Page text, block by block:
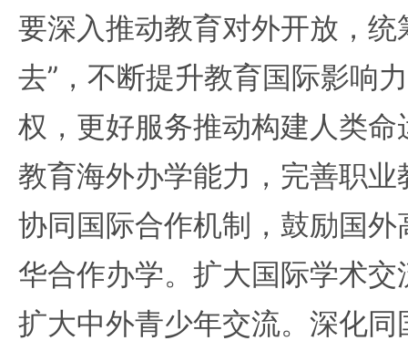
要深入推动教育对外开放，统
去”，不断提升教育国际影响
权，更好服务推动构建人类
教育海外办学能力，完善职
协同国际合作机制，鼓励国
华合作办学。扩大国际学术
扩大中外青少年交流。深化